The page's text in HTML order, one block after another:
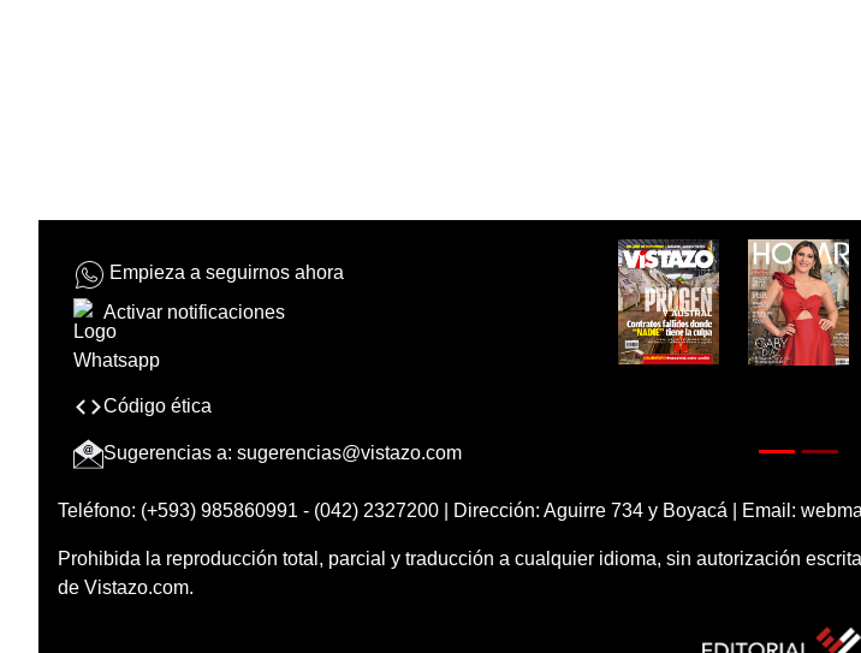
Empieza a seguirnos ahora
Activar notificaciones
Código ética
Sugerencias a: sugerencias@vistazo.com
Teléfono: (+593) 985860991 - (042) 2327200 | Dirección: Aguirre 734 y Boyacá | Email:
Prohibida la reproducción total, parcial y traducción a cualquier idioma, sin autorización
de Vistazo.com.